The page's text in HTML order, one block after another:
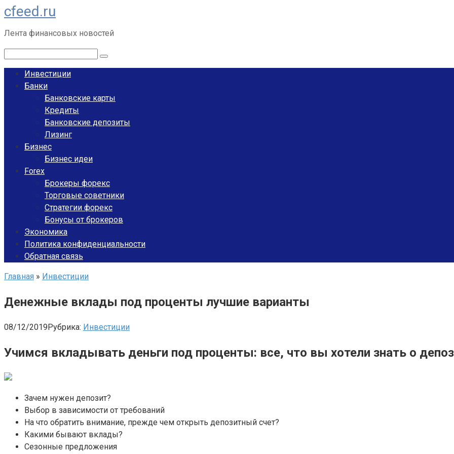
Перейти
к
контенту
cfeed.ru
Лента финансовых новостей
Инвестиции
Банки
Банковские карты
Кредиты
Банковские депозиты
Лизинг
Бизнес
Бизнес идеи
Forex
Брокеры форекс
Торговые советники
Стратегии форекс
Бонусы от брокеров
Экономика
Политика конфиденциальности
Обратная связь
Главная » Инвестиции
Денежные вклады под проценты лучшие варианты
08/12/2019Рубрика: Инвестиции
Учимся вкладывать деньги под проценты: все, что вы хотели знать о
Зачем нужен депозит?
Выбор в зависимости от требований
На что обратить внимание, прежде чем открыть депозитный счет?
Какими бывают вклады?
Сезонные предложения